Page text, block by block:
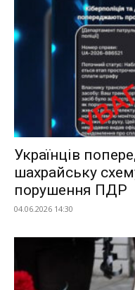
Українців
шахрайську
порушення ПДР
04.06.2026 14:30